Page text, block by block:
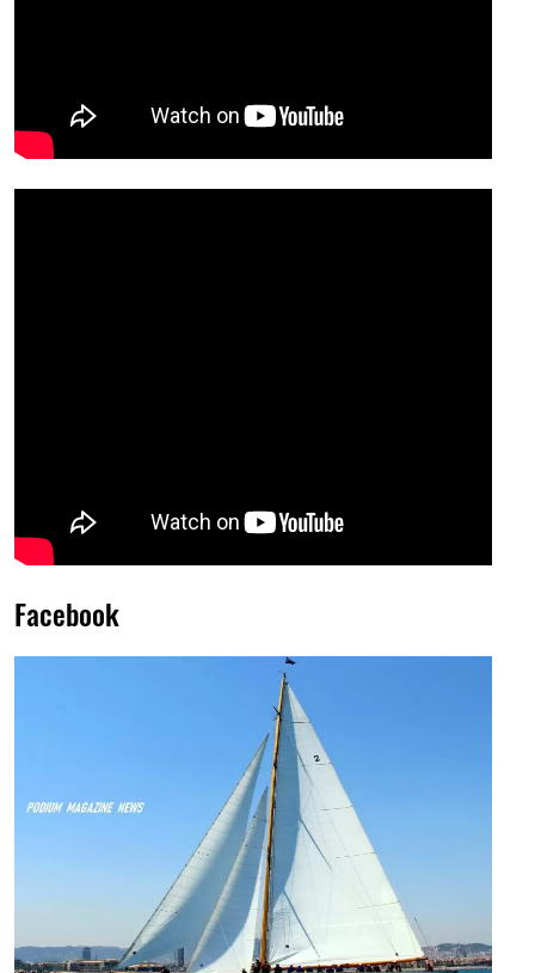
Facebook